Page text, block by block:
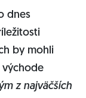
dnes
by mohli
východe
z najväčších